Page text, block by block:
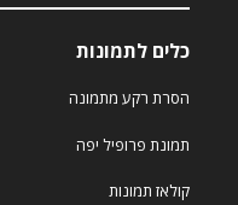
כלים לתמונות
הסרת רקע מתמונה
תמונת פרופיל יפה
קולאז תמונות